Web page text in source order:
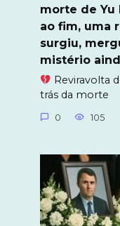
morte de Yu
ao fim, uma
surgiu,
mistério
Reviravolta
trás da morte
0 105